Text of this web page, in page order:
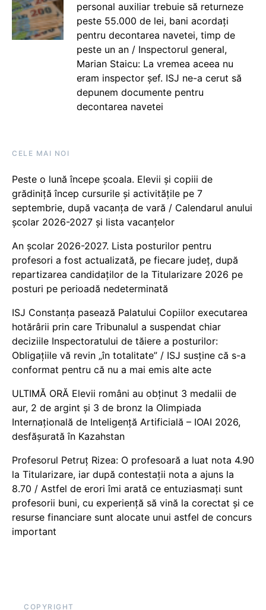
personal auxiliar trebuie să returneze
peste 55.000 de lei, bani acordați
pentru decontarea navetei, timp de
peste un an / Inspectorul general,
Marian Staicu: La vremea aceea nu
eram inspector șef. ISJ ne-a cerut să
depunem documente pentru
decontarea navetei
CELE MAI NOI
Peste o lună începe școala. Elevii și copiii de
grădiniță încep cursurile și activitățile pe 7
septembrie, după vacanța de vară / Calendarul anului
școlar 2026-2027 și lista vacanțelor
An școlar 2026-2027. Lista posturilor pentru
profesori a fost actualizată, pe fiecare județ, după
repartizarea candidaților de la Titularizare 2026 pe
posturi pe perioadă nedeterminată
ISJ Constanța pasează Palatului Copiilor executarea
hotărârii prin care Tribunalul a suspendat chiar
deciziile Inspectoratului de tăiere a posturilor:
Obligațiile vă revin „în totalitate” / ISJ susține că s-a
conformat pentru că nu a mai emis alte acte
ULTIMĂ ORĂ Elevii români au obținut 3 medalii de
aur, 2 de argint și 3 de bronz la Olimpiada
Internațională de Inteligență Artificială – IOAI 2026,
desfășurată în Kazahstan
Profesorul Petruț Rizea: O profesoară a luat nota 4.90
la Titularizare, iar după contestații nota a ajuns la
8.70 / Astfel de erori îmi arată ce entuziasmați sunt
profesorii buni, cu experiență să vină la corectat și ce
resurse financiare sunt alocate unui astfel de concurs
important
COPYRIGHT